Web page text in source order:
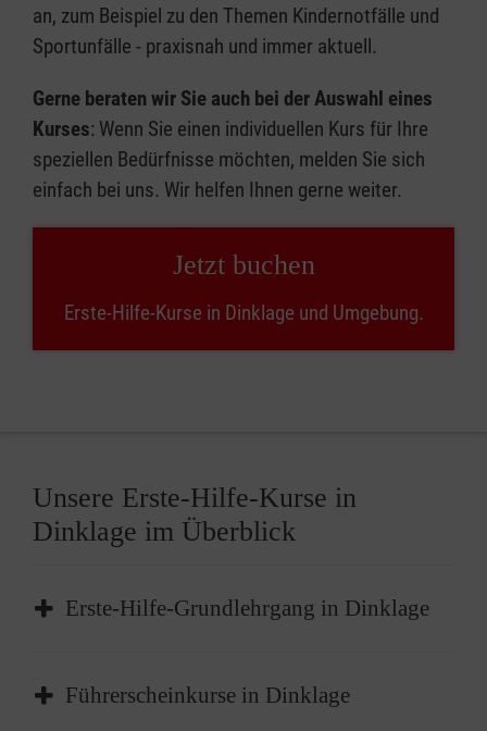
an, zum Beispiel zu den Themen Kindernotfälle und
Sportunfälle - praxisnah und immer aktuell.
Gerne beraten wir Sie auch bei der Auswahl eines
Kurses: Wenn Sie einen individuellen Kurs für Ihre
speziellen Bedürfnisse möchten, melden Sie sich
einfach bei uns. Wir helfen Ihnen gerne weiter.
Jetzt buchen
Erste-Hilfe-Kurse in Dinklage und Umgebung.
Unsere Erste-Hilfe-Kurse in
Dinklage im Überblick
Erste-Hilfe-Grundlehrgang in Dinklage
Der Erste-Hilfe-Grundlehrgang in Dinklage ist
für die Grundlagen der
Führerscheinkurse in Dinklage